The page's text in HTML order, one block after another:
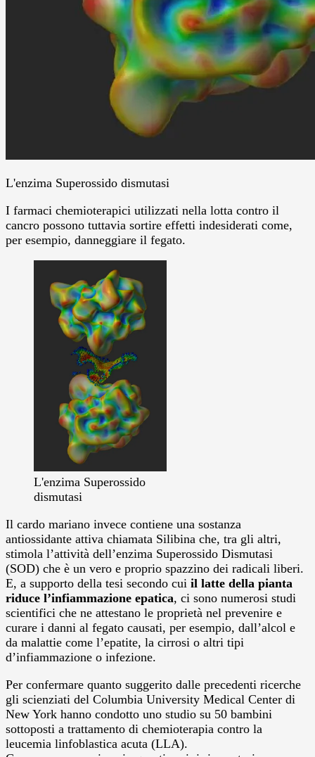
L'enzima Superossido dismutasi
I farmaci chemioterapici utilizzati nella lotta contro il
cancro possono tuttavia sortire effetti indesiderati come,
per esempio, danneggiare il fegato.
L'enzima Superossido
dismutasi
Il cardo mariano invece contiene una sostanza
antiossidante attiva chiamata Silibina che, tra gli altri,
stimola l’attività dell’enzima Superossido Dismutasi
(SOD) che è un vero e proprio spazzino dei radicali liberi.
E, a supporto della tesi secondo cui il latte della pianta
riduce l’infiammazione epatica, ci sono numerosi studi
scientifici che ne attestano le proprietà nel prevenire e
curare i danni al fegato causati, per esempio, dall’alcol e
da malattie come l’epatite, la cirrosi o altri tipi
d’infiammazione o infezione.
Per confermare quanto suggerito dalle precedenti ricerche
gli scienziati del Columbia University Medical Center di
New York hanno condotto uno studio su 50 bambini
sottoposti a trattamento di chemioterapia contro la
leucemia linfoblastica acuta (LLA).